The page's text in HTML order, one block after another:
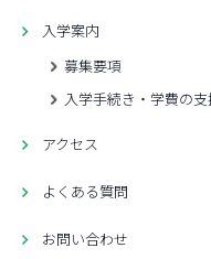
入学案内
募集要項
入学手続き・学費の支
アクセス
よくある質問
お問い合わせ